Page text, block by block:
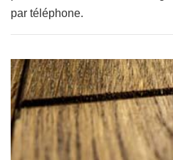
par téléphone.